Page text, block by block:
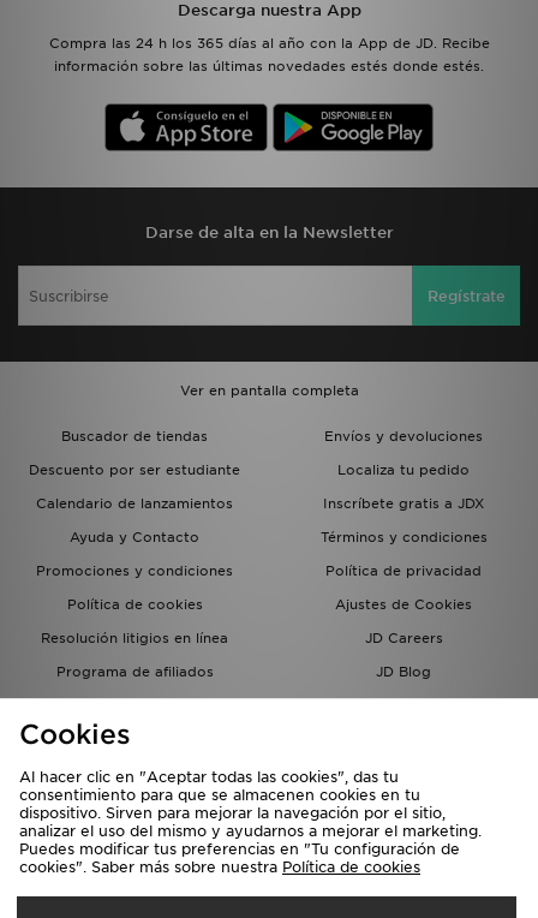
Descarga nuestra App
Compra las 24 h los 365 días al año con la App de JD. Recibe
información sobre las últimas novedades estés donde estés.
Darse de alta en la Newsletter
Regístrate
Ver en pantalla completa
Buscador de tiendas
Envíos y devoluciones
Descuento por ser estudiante
Localiza tu pedido
Calendario de lanzamientos
Inscríbete gratis a JDX
Ayuda y Contacto
Términos y condiciones
Promociones y condiciones
Política de privacidad
Política de cookies
Ajustes de Cookies
Resolución litigios en línea
JD Careers
Programa de afiliados
JD Blog
del grupo JD - Whistleblowing
Selecciona País
Cookies
Al hacer clic en "Aceptar todas las cookies", das tu
consentimiento para que se almacenen cookies en tu
dispositivo. Sirven para mejorar la navegación por el sitio,
analizar el uso del mismo y ayudarnos a mejorar el marketing.
Puedes modificar tus preferencias en "Tu configuración de
cookies". Saber más sobre nuestra Política de cookies